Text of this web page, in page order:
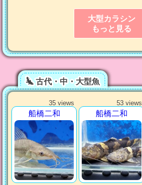
大型カラシン
もっと見る
古代・中・大型魚
35 views
船橋二和
53 views
船橋二和